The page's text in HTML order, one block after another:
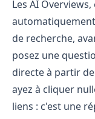
Les AI
de recherche,
posez une
directe à partir
ayez à cliquer
liens : c'est une